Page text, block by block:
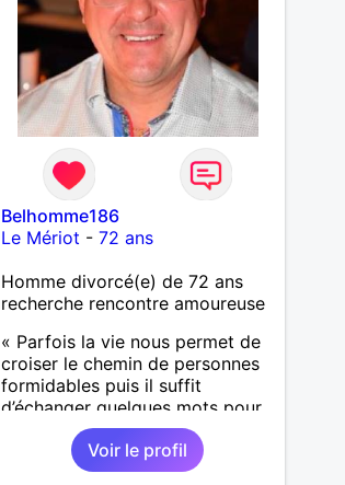
Belhomme186
Le Mériot -72 ans
Homme divorcé(e) de 72 ans
recherche rencontre amoureuse
« Parfois la vie nous permet de
croiser le chemin de personnes
formidables puis il suffit
d’échanger quelques mots pour
comprendre qu’elles deviennent
importantes et pour le reste de
notre vie. »
Voir le profil